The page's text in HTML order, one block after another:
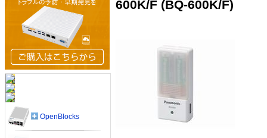
600K/F (BQ-600K/F)
OpenBlocks